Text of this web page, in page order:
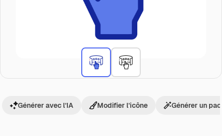
Générer avec l’IA Modifier l’icône Générer un